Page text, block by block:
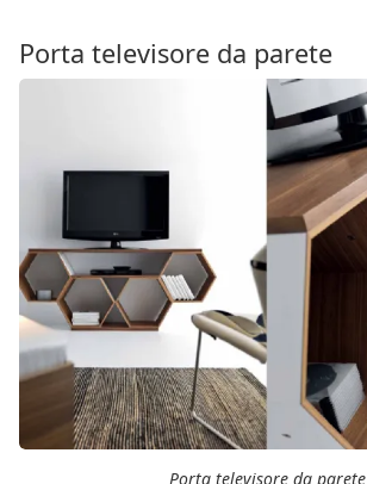
Porta televisore da parete
Porta televisore da parete